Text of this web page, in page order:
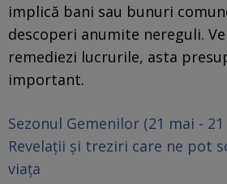
implică bani sau bunuri
descoperi anumite nereguli.
remediezi lucrurile, asta
important.
Sezonul Gemenilor (21 mai - 21
Revelații și treziri care ne pot
viața